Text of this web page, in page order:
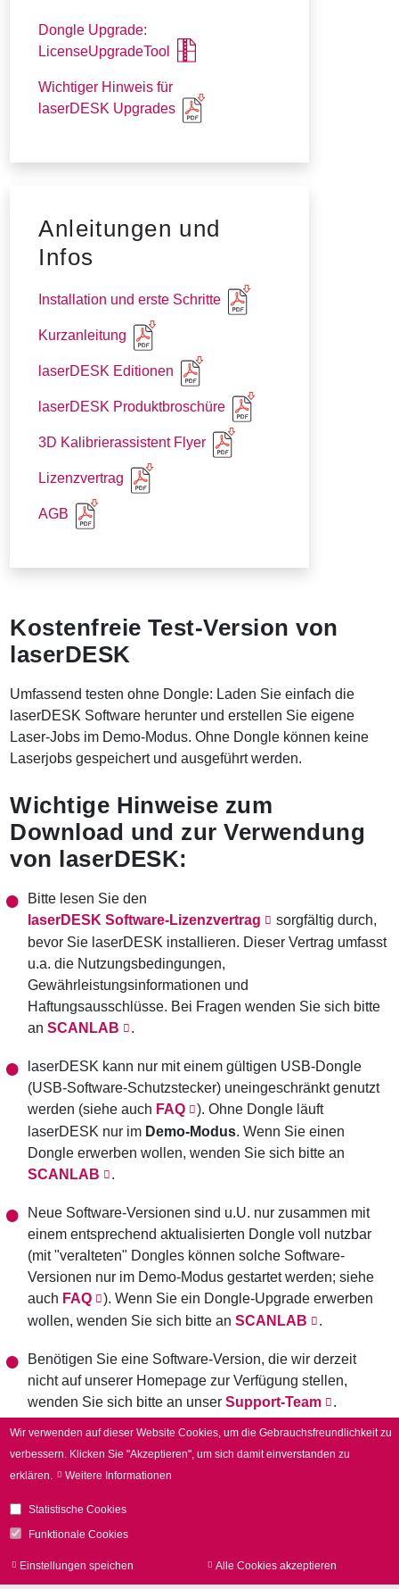
Dongle Upgrade:
LicenseUpgradeTool
Wichtiger Hinweis für
laserDESK Upgrades
Anleitungen und
Infos
Installation und erste Schritte
Kurzanleitung
laserDESK Editionen
laserDESK Produktbroschüre
3D Kalibrierassistent Flyer
Lizenzvertrag
AGB
Kostenfreie Test-Version von
laserDESK
Umfassend testen ohne Dongle: Laden Sie einfach die
laserDESK Software herunter und erstellen Sie eigene
Laser-Jobs im Demo-Modus. Ohne Dongle können keine
Laserjobs gespeichert und ausgeführt werden.
Wichtige Hinweise zum
Download und zur Verwendung
von laserDESK:
Bitte lesen Sie den
laserDESK Software-Lizenzvertrag
sorgfältig durch,
bevor Sie laserDESK installieren. Dieser Vertrag umfasst
u.a. die Nutzungsbedingungen,
Gewährleistungsinformationen und
Haftungsausschlüsse. Bei Fragen wenden Sie sich bitte
anSCANLAB .
laserDESK kann nur mit einem gültigen USB-Dongle
(USB-Software-Schutzstecker) uneingeschränkt genutzt
werden (siehe auch FAQ
). Ohne Dongle läuft
laserDESK nur im Demo-Modus. Wenn Sie einen
Dongle erwerben wollen, wenden Sie sich bitte an
SCANLAB
.
Neue Software-Versionen sind u.U. nur zusammen mit
einem entsprechend aktualisierten Dongle voll nutzbar
(mit "veralteten" Dongles können solche Software-
Versionen nur im Demo-Modus gestartet werden; siehe
auch FAQ
). Wenn Sie ein Dongle-Upgrade erwerben
wollen, wenden Sie sich bitte anSCANLAB .
Benötigen Sie eine Software-Version, die wir derzeit
nicht auf unserer Homepage zur Verfügung stellen,
wenden Sie sich bitte an unserSupport-Team .
Wir verwenden auf dieser Website Cookies, um die Gebrauchsfreundlichkeit zu
verbessern. Klicken Sie "Akzeptieren", um sich damit einverstanden zu
erklären.
Weitere Informationen
Statistische Cookies
Funktionale Cookies
Einstellungen speichen Alle Cookies akzeptieren